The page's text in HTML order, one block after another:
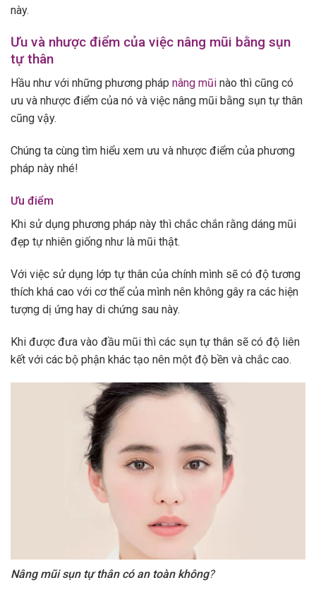
này.
Ưu và nhược điểm của việc nâng mũi bằng sụn
tự thân
Hầu như với những phương pháp nâng mũi nào thì cũng có
ưu và nhược điểm của nó và việc nâng mũi bằng sụn tự thân
cũng vậy.
Chúng ta cùng tìm hiểu xem ưu và nhược điểm của phương
pháp này nhé!
Ưu điểm
Khi sử dụng phương pháp này thì chắc chắn rằng dáng mũi
đẹp tự nhiên giống như là mũi thật.
Với việc sử dụng lớp tự thân của chính mình sẽ có độ tương
thích khá cao với cơ thể của mình nên không gây ra các hiện
tượng dị ứng hay di chứng sau này.
Khi được đưa vào đầu mũi thì các sụn tự thân sẽ có độ liên
kết với các bộ phận khác tạo nên một độ bền và chắc cao.
Nâng mũi sụn tự thân có an toàn không?